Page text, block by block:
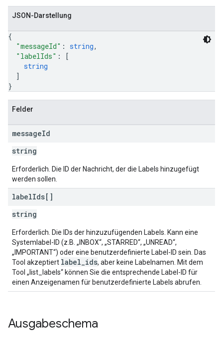
JSON-Darstellung
{
"messageId" : string,
"labelIds" :
[
string
]
}
Felder
messageId
string
Erforderlich. Die ID der Nachricht, der die Labels hinzugefügt
werden sollen.
labelIds[]
string
Erforderlich. Die IDs der hinzuzufügenden Labels. Kann eine
Systemlabel-ID (z.B. „INBOX“, „STARRED“, „UNREAD“,
„IMPORTANT“) oder eine benutzerdefinierte Label-ID sein. Das
Tool akzeptiert label_ids, aber keine Labelnamen. Mit dem
Tool „list_labels“ können Sie die entsprechende Label-ID für
einen Anzeigenamen für benutzerdefinierte Labels abrufen.
Ausgabeschema